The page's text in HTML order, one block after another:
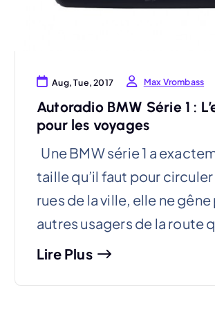
Aug, Tue, 2017 Max Vrombass
Autoradio BMW Série 1 :
pour les voyages
Une BMW série 1 a
taille qu’il faut pour circuler
rues de la ville, elle ne gêne
autres usagers de la route
Lire Plus